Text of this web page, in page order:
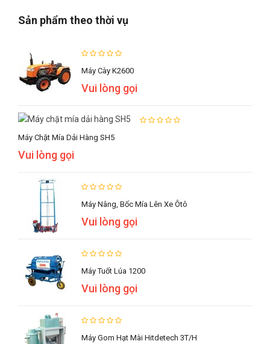
Sản phẩm theo thời vụ
Máy Cày K2600
Vui lòng gọi
Máy Chặt Mía Dải Hàng SH5
Vui lòng gọi
Máy Nâng, Bốc Mía Lên Xe Ôtô
Vui lòng gọi
Máy Tuốt Lúa 1200
Vui lòng gọi
Máy Gom Hạt Mài Hitdetech 3T/h